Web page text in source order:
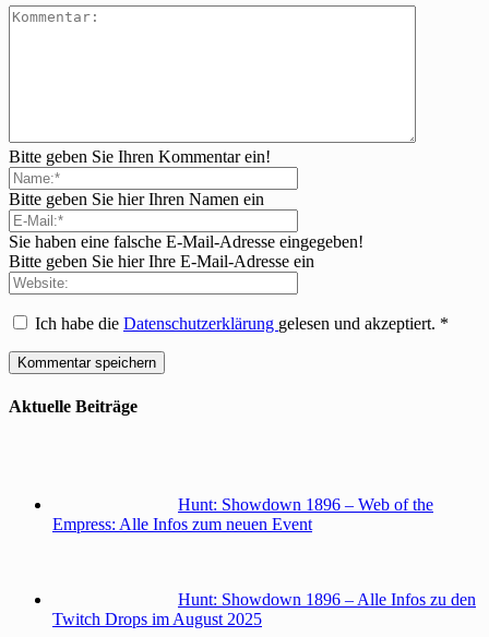
Bitte geben Sie Ihren Kommentar ein!
Bitte geben Sie hier Ihren Namen ein
Sie haben eine falsche E-Mail-Adresse eingegeben!
Bitte geben Sie hier Ihre E-Mail-Adresse ein
Ich habe die Datenschutzerklärung gelesen und akzeptiert. *
Aktuelle Beiträge
Hunt: Showdown 1896 – Web of the
Empress: Alle Infos zum neuen Event
Hunt: Showdown 1896 – Alle Infos zu den
Twitch Drops im August 2025